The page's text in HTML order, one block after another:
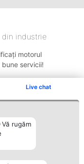
Live chat
rugăm
din industrie
motorul
servicii!